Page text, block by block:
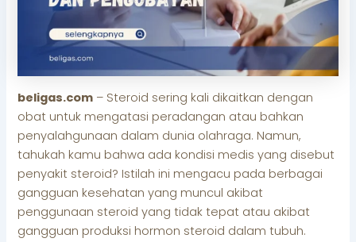
beligas.com – Steroid sering kali dikaitkan dengan
obat untuk mengatasi peradangan atau bahkan
penyalahgunaan dalam dunia olahraga. Namun,
tahukah kamu bahwa ada kondisi medis yang disebut
penyakit steroid? Istilah ini mengacu pada berbagai
gangguan kesehatan yang muncul akibat
penggunaan steroid yang tidak tepat atau akibat
gangguan produksi hormon steroid dalam tubuh.